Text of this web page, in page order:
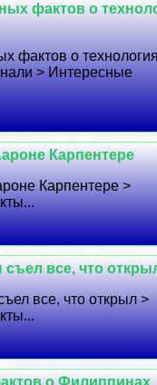
фактов о
фактов о
> Интересные
Карпентере
Карпентере >
съел все, что
все, что открыл >